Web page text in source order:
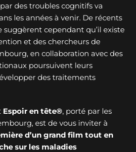
des troubles cognitifs va
les années à venir. De récents
suggèrent cependant qu’il existe
et des chercheurs de
en collaboration avec des
poursuivent leurs
des traitements
Espoir en tête®, porté par les
est de vous inviter à
d’un grand film tout en
sur les maladies